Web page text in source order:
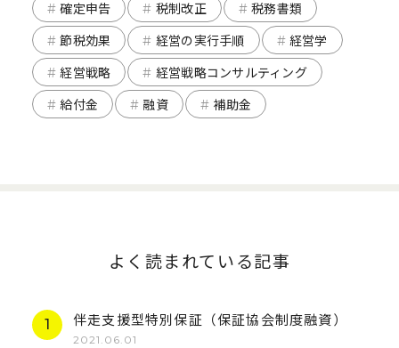
確定申告
税制改正
税務書類
節税効果
経営の実行手順
経営学
経営戦略
経営戦略コンサルティング
給付金
融資 補助金
よく読まれている記事
伴走支援型特別保証（保証協会制度融資）
2021.06.01